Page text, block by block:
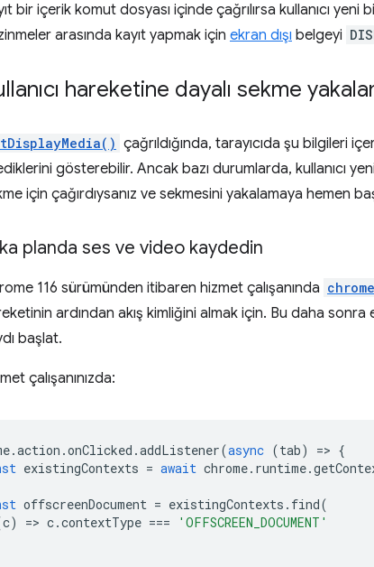
bir içerik komut dosyası içinde çağrılırsa kullanıcı
arasında kayıt yapmak için ekran dışı belgeyi
hareketine dayalı sekme
çağrıldığında, tarayıcıda şu bilgileri
gösterebilir. Ancak bazı durumlarda, kullanıcı yeni
için çağırdıysanız ve sekmesini yakalamaya hemen
planda ses ve video kaydedin
116 sürümünden itibaren hizmet çalışanında
ardından akış kimliğini almak için. Bu daha
başlat.
çalışanınızda:
.action .onClicked .addListener(async (tab) => {
existingContexts = await chrome. runtime.
offscreenDocument = existingContexts . find(
c) => c.contextType ===
'OFFSCREEN_DOCUMENT'